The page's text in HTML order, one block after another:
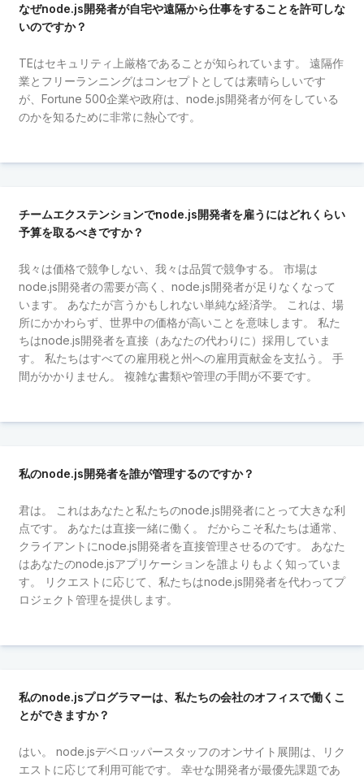
なぜnode.js開発者が自宅や遠隔から仕事をすることを許可しな
いのですか？
TEはセキュリティ上厳格であることが知られています。 遠隔作
業とフリーランニングはコンセプトとしては素晴らしいです
が、Fortune 500企業や政府は、node.js開発者が何をしている
のかを知るために非常に熱心です。
チームエクステンションでnode.js開発者を雇うにはどれくらい
予算を取るべきですか？
我々は価格で競争しない、我々は品質で競争する。 市場は
node.js開発者の需要が高く、node.js開発者が足りなくなって
います。 あなたが言うかもしれない単純な経済学。 これは、場
所にかかわらず、世界中の価格が高いことを意味します。 私た
ちはnode.js開発者を直接（あなたの代わりに）採用していま
す。 私たちはすべての雇用税と州への雇用貢献金を支払う。 手
間がかかりません。 複雑な書類や管理の手間が不要です。
私のnode.js開発者を誰が管理するのですか？
君は。 これはあなたと私たちのnode.js開発者にとって大きな利
点です。 あなたは直接一緒に働く。 だからこそ私たちは通常、
クライアントにnode.js開発者を直接管理させるのです。 あなた
はあなたのnode.jsアプリケーションを誰よりもよく知っていま
す。 リクエストに応じて、私たちはnode.js開発者を代わってプ
ロジェクト管理を提供します。
私のnode.jsプログラマーは、私たちの会社のオフィスで働くこ
とができますか？
はい。 node.jsデベロッパースタッフのオンサイト展開は、リク
エストに応じて利用可能です。 幸せな開発者が最優先課題であ